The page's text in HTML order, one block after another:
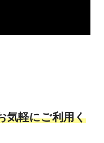
気軽にご利用く